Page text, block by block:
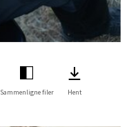
Sammenligne filer Hent